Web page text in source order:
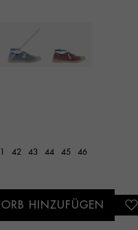
42 43 44 45 46
HINZUFÜGEN